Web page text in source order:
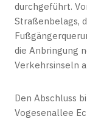
durchgeführt.
Straßenbelags,
die Anbringung
Verkehrsinseln
Den Abschluss
Vogesenallee